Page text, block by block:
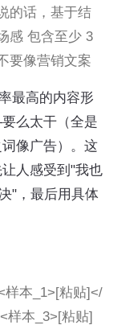
的话，基于结
感 包含至少 3
要像营销文案
最高的内容形
么太干（全是
像广告）。这
人感受到"我也
"，最后用具体
样本_1>[粘贴]</
样本_3>[粘贴]